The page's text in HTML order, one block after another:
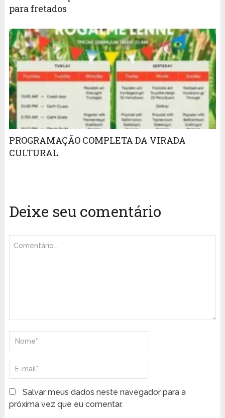
para fretados
PROGRAMAÇÃO COMPLETA DA VIRADA
CULTURAL
Deixe seu comentário
Salvar meus dados neste navegador para a
próxima vez que eu comentar.